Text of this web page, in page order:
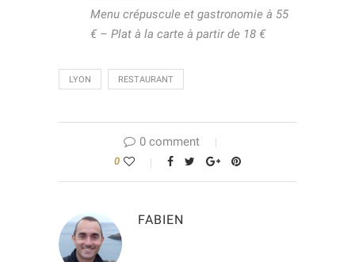
Menu crépuscule et gastronomie à 55
€ – Plat à la carte à partir de 18 €
LYON RESTAURANT
0 comment
0
FABIEN